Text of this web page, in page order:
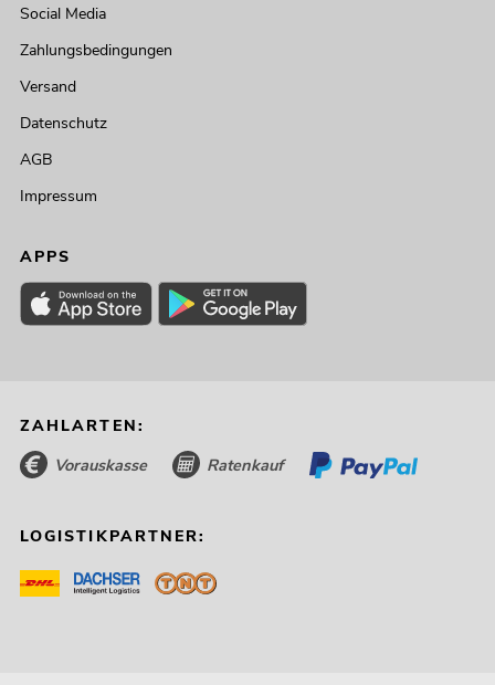
Social Media
Zahlungsbedingungen
Versand
Datenschutz
AGB
Impressum
APPS
ZAHLARTEN:
Vorauskasse Ratenkauf
LOGISTIKPARTNER: